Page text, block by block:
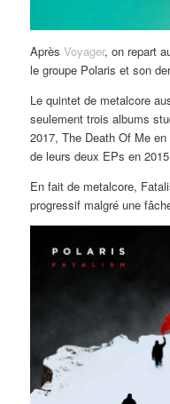
AprèsVoyager, on repart
le groupe Polaris et son
Le quintet de metalcore
seulement trois albums
2017, The Death Of Me
de leurs deux EPs en
En fait de metalcore,
progressif malgré une